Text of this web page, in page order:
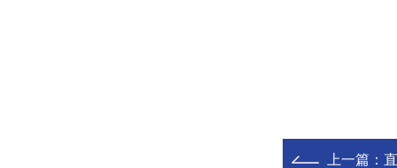
上一篇：